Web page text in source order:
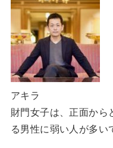
アキラ
財門女子は、正面から
る男性に弱い人が多い